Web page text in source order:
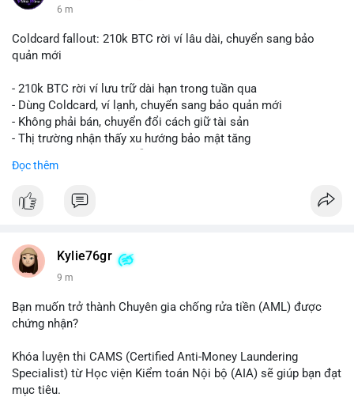
6 m
Coldcard fallout: 210k BTC rời ví lâu dài, chuyển sang bảo
quản mới
- 210k BTC rời ví lưu trữ dài hạn trong tuần qua
- Dùng Coldcard, ví lạnh, chuyển sang bảo quản mới
- Không phải bán, chuyển đổi cách giữ tài sản
- Thị trường nhận thấy xu hướng bảo mật tăng
#vlikevn #titanbot
Đọc thêm
Kylie76gr
9 m
Bạn muốn trở thành Chuyên gia chống rửa tiền (AML) được
chứng nhận?
Khóa luyện thi CAMS (Certified Anti-Money Laundering
Specialist) từ Học viện Kiểm toán Nội bộ (AIA) sẽ giúp bạn đạt
mục tiêu.